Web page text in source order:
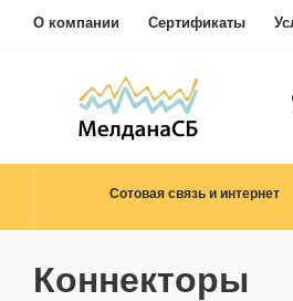
О компании Сертификаты
Сотовая связь и интернет
Коннекторы